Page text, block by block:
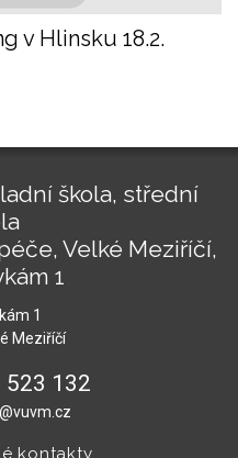
v Hlinsku 18.2.
škola, střední
Velké Meziříčí,
1
1
Meziříčí
523 132
kontakty